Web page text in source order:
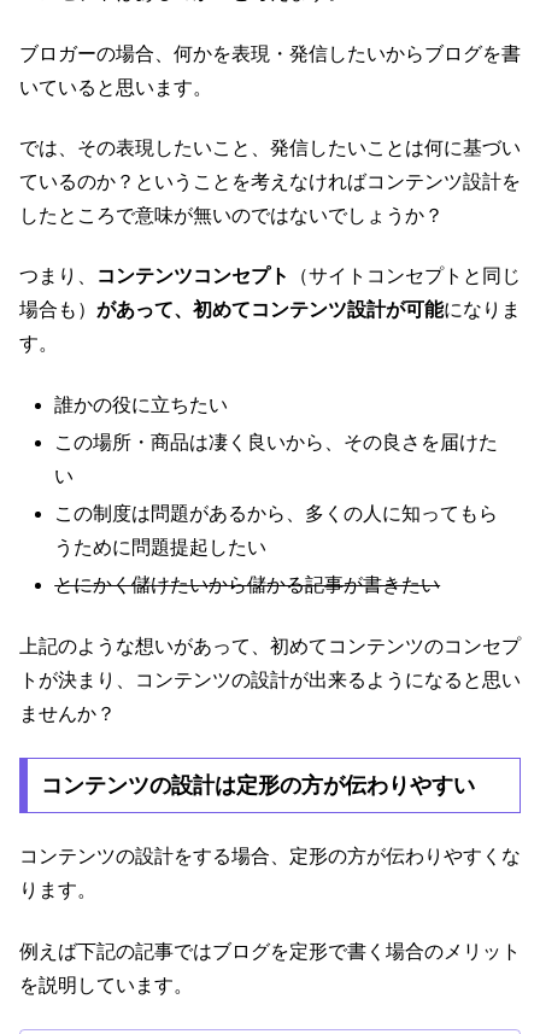
ブロガーの場合、何かを表現・発信したいからブログを書
いていると思います。
では、その表現したいこと、発信したいことは何に基づい
ているのか？ということを考えなければコンテンツ設計を
したところで意味が無いのではないでしょうか？
つまり、 コンテンツコンセプト
（サイトコンセプトと同じ
場合も） があって、初めてコンテンツ設計が可能になりま
す。
誰かの役に立ちたい
この場所・商品は凄く良いから、その良さを届けた
い
この制度は問題があるから、多くの人に知ってもら
うために問題提起したい
とにかく儲けたいから儲かる記事が書きたい
上記のような想いがあって、初めてコンテンツのコンセプ
トが決まり、コンテンツの設計が出来るようになると思い
ませんか？
コンテンツの設計は定形の方が伝わりやすい
コンテンツの設計をする場合、定形の方が伝わりやすくな
ります。
例えば下記の記事ではブログを定形で書く場合のメリット
を説明しています。